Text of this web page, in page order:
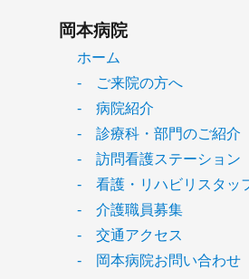
岡本病院
ホーム
- ご来院の方へ
- 病院紹介
- 診療科・部門のご紹介
- 訪問看護ステーション
- 看護・リハビリスタッ
- 介護職員募集
- 交通アクセス
- 岡本病院お問い合わせ